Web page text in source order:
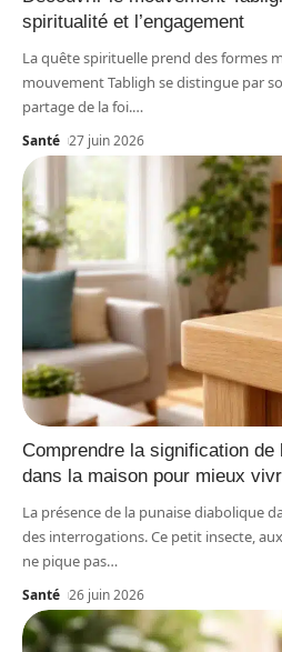
spiritualité et l’engagement
La quête spirituelle prend des formes
mouvement Tabligh se distingue par
partage de la foi.…
Santé 27 juin 2026
Comprendre la signification de
dans la maison pour mieux
La présence de la punaise diabolique
des interrogations. Ce petit insecte,
ne pique pas…
Santé 26 juin 2026